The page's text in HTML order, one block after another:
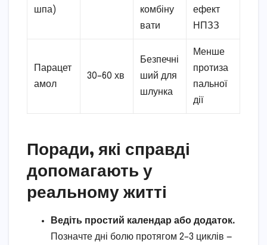
шпа)
комбіну
вати
ефект
НПЗЗ
Парацет
амол
30–60 хв
Безпечні
ший для
шлунка
Менше
протиза
пальної
дії
Поради, які справді
допомагають у
реальному житті
Ведіть простий календар або додаток.
Позначте дні болю протягом 2–3 циклів —